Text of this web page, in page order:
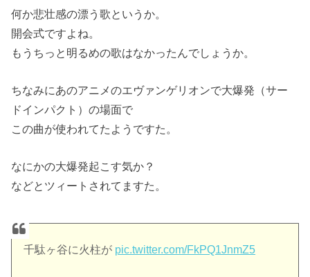
何か悲壮感の漂う歌というか。
開会式ですよね。
もうちっと明るめの歌はなかったんでしょうか。
ちなみにあのアニメのエヴァンゲリオンで大爆発（サー
ドインパクト）の場面で
この曲が使われてたようですた。
なにかの大爆発起こす気か？
などとツィートされてますた。
千駄ヶ谷に火柱が pic.twitter.com/FkPQ1JnmZ5